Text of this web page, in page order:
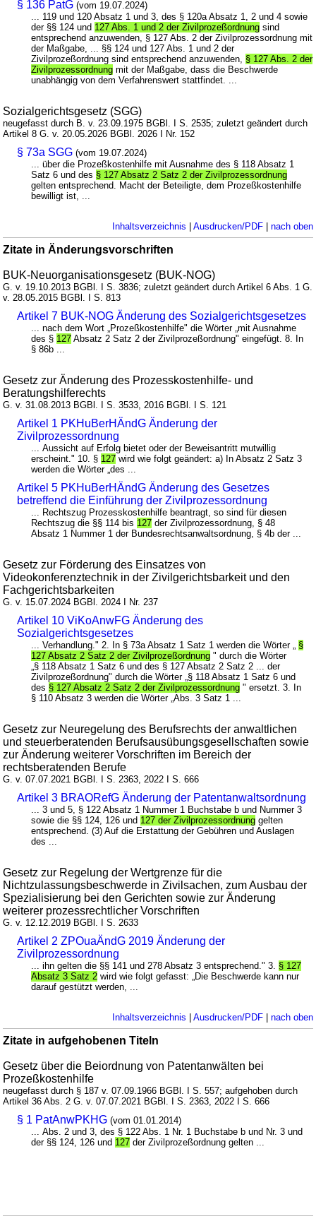
§ 136 PatG (vom 19.07.2024)
... 119 und 120 Absatz 1 und 3, des § 120a Absatz 1, 2 und 4 sowie
der §§ 124 und 127 Abs. 1 und 2 der Zivilprozeßordnung sind
entsprechend anzuwenden, § 127 Abs. 2 der Zivilprozessordnung mit
der Maßgabe, ... §§ 124 und 127 Abs. 1 und 2 der
Zivilprozeßordnung sind entsprechend anzuwenden, § 127 Abs. 2 der
Zivilprozessordnung mit der Maßgabe, dass die Beschwerde
unabhängig von dem Verfahrenswert stattfindet. ...
Sozialgerichtsgesetz (SGG)
neugefasst durch B. v. 23.09.1975 BGBl. I S. 2535; zuletzt geändert durch
Artikel 8 G. v. 20.05.2026 BGBl. 2026 I Nr. 152
§ 73a SGG (vom 19.07.2024)
... über die Prozeßkostenhilfe mit Ausnahme des § 118 Absatz 1
Satz 6 und des § 127 Absatz 2 Satz 2 der Zivilprozessordnung
gelten entsprechend. Macht der Beteiligte, dem Prozeßkostenhilfe
bewilligt ist, ...
Inhaltsverzeichnis | Ausdrucken/PDF| nach oben
Zitate in Änderungsvorschriften
BUK-Neuorganisationsgesetz (BUK-NOG)
G. v. 19.10.2013 BGBl. I S. 3836; zuletzt geändert durch Artikel 6 Abs. 1 G.
v. 28.05.2015 BGBl. I S. 813
Artikel 7 BUK-NOG Änderung des Sozialgerichtsgesetzes
... nach dem Wort „Prozeßkostenhilfe" die Wörter „mit Ausnahme
des § 127 Absatz 2 Satz 2 der Zivilprozeßordnung" eingefügt. 8. In
§ 86b ...
Gesetz zur Änderung des Prozesskostenhilfe- und
Beratungshilferechts
G. v. 31.08.2013 BGBl. I S. 3533, 2016 BGBl. I S. 121
Artikel 1 PKHuBerHÄndG Änderung der
Zivilprozessordnung
... Aussicht auf Erfolg bietet oder der Beweisantritt mutwillig
erscheint." 10. § 127 wird wie folgt geändert: a) In Absatz 2 Satz 3
werden die Wörter „des ...
Artikel 5 PKHuBerHÄndG Änderung des Gesetzes
betreffend die Einführung der Zivilprozessordnung
... Rechtszug Prozesskostenhilfe beantragt, so sind für diesen
Rechtszug die §§ 114 bis 127 der Zivilprozessordnung, § 48
Absatz 1 Nummer 1 der Bundesrechtsanwaltsordnung, § 4b der ...
Gesetz zur Förderung des Einsatzes von
Videokonferenztechnik in der Zivilgerichtsbarkeit und den
Fachgerichtsbarkeiten
G. v. 15.07.2024 BGBl. 2024 I Nr. 237
Artikel 10 ViKoAnwFG Änderung des
Sozialgerichtsgesetzes
... Verhandlung." 2. In § 73a Absatz 1 Satz 1 werden die Wörter „ §
127 Absatz 2 Satz 2 der Zivilprozeßordnung " durch die Wörter
„§ 118 Absatz 1 Satz 6 und des § 127 Absatz 2 Satz 2 ... der
Zivilprozeßordnung" durch die Wörter „§ 118 Absatz 1 Satz 6 und
des § 127 Absatz 2 Satz 2 der Zivilprozessordnung " ersetzt. 3. In
§ 110 Absatz 3 werden die Wörter „Abs. 3 Satz 1 ...
Gesetz zur Neuregelung des Berufsrechts der anwaltlichen
und steuerberatenden Berufsausübungsgesellschaften sowie
zur Änderung weiterer Vorschriften im Bereich der
rechtsberatenden Berufe
G. v. 07.07.2021 BGBl. I S. 2363, 2022 I S. 666
Artikel 3 BRAORefG Änderung der Patentanwaltsordnung
... 3 und 5, § 122 Absatz 1 Nummer 1 Buchstabe b und Nummer 3
sowie die §§ 124, 126 und 127 der Zivilprozessordnung gelten
entsprechend. (3) Auf die Erstattung der Gebühren und Auslagen
des ...
Gesetz zur Regelung der Wertgrenze für die
Nichtzulassungsbeschwerde in Zivilsachen, zum Ausbau der
Spezialisierung bei den Gerichten sowie zur Änderung
weiterer prozessrechtlicher Vorschriften
G. v. 12.12.2019 BGBl. I S. 2633
Artikel 2 ZPOuaÄndG 2019 Änderung der
Zivilprozessordnung
... ihn gelten die §§ 141 und 278 Absatz 3 entsprechend." 3. § 127
Absatz 3 Satz 2 wird wie folgt gefasst: „Die Beschwerde kann nur
darauf gestützt werden, ...
Inhaltsverzeichnis | Ausdrucken/PDF| nach oben
Zitate in aufgehobenen Titeln
Gesetz über die Beiordnung von Patentanwälten bei
Prozeßkostenhilfe
neugefasst durch § 187 v. 07.09.1966 BGBl. I S. 557; aufgehoben durch
Artikel 36 Abs. 2 G. v. 07.07.2021 BGBl. I S. 2363, 2022 I S. 666
§ 1 PatAnwPKHG (vom 01.01.2014)
... Abs. 2 und 3, des § 122 Abs. 1 Nr. 1 Buchstabe b und Nr. 3 und
der §§ 124, 126 und 127 der Zivilprozeßordnung gelten ...